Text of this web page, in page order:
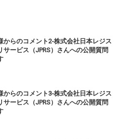
からのコメント2-株式会社日本レジス
サービス（JPRS）さんへの公開質問
からのコメント3-株式会社日本レジス
サービス（JPRS）さんへの公開質問